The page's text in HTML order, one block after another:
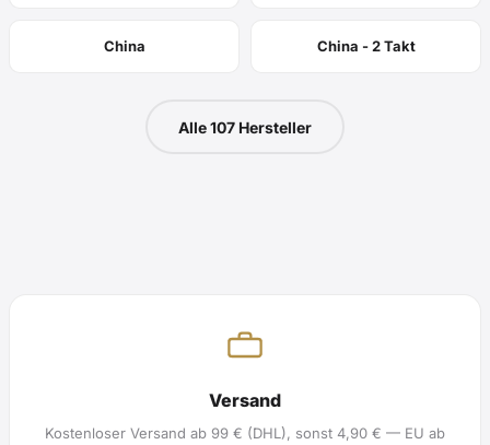
China China - 2 Takt
Alle 107 Hersteller
Versand
Kostenloser Versand ab 99 € (DHL), sonst 4,90 € — EU ab